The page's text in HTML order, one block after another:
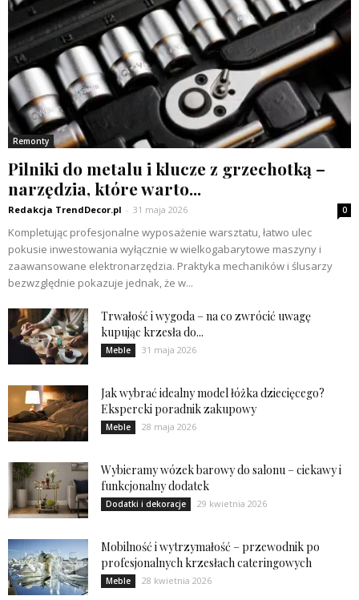
Remonty
Pilniki do metalu i klucze z grzechotką –
narzędzia, które warto...
Redakcja TrendDecor.pl - 31 maja 2026 0
Kompletując profesjonalne wyposażenie warsztatu, łatwo ulec
pokusie inwestowania wyłącznie w wielkogabarytowe maszyny i
zaawansowane elektronarzędzia. Praktyka mechaników i ślusarzy
bezwzględnie pokazuje jednak, że w...
Trwałość i wygoda – na co zwrócić uwagę
kupując krzesła do...
Meble 31 maja 2026
Jak wybrać idealny model łóżka dziecięcego?
Ekspercki poradnik zakupowy
Meble 28 maja 2026
Wybieramy wózek barowy do salonu – ciekawy i
funkcjonalny dodatek
Dodatki i dekoracje 29 kwietnia 2026
Mobilność i wytrzymałość – przewodnik po
profesjonalnych krzesłach cateringowych
Meble 28 kwietnia 2026